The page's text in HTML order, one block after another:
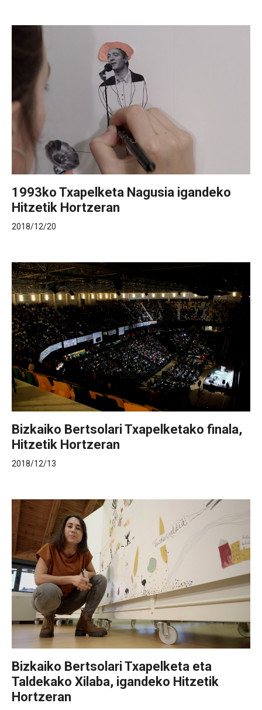
1993ko Txapelketa Nagusia igandeko
Hitzetik Hortzeran
2018/12/20
Bizkaiko Bertsolari Txapelketako finala,
Hitzetik Hortzeran
2018/12/13
Bizkaiko Bertsolari Txapelketa eta
Taldekako Xilaba, igandeko Hitzetik
Hortzeran